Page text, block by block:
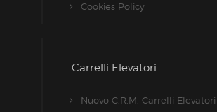
Cookies Policy
Carrelli Elevatori
Nuovo C.R.M. Carrelli Elevatori